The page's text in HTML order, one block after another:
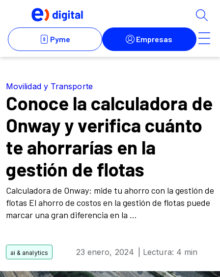
Movilidad y Transporte
Conoce la calculadora de
Onway y verifica cuánto
te ahorrarías en la
gestión de flotas
Calculadora de Onway: mide tu ahorro con la gestión de
flotas El ahorro de costos en la gestión de flotas puede
marcar una gran diferencia en la ...
23 enero, 2024 | Lectura: 4 min